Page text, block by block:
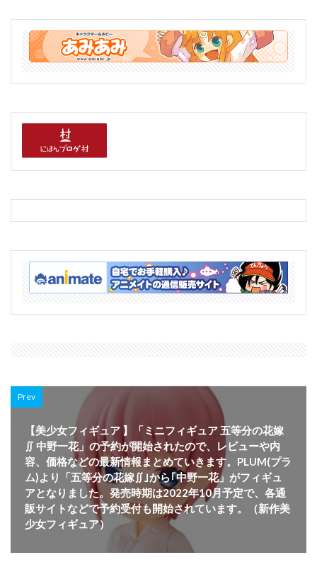
Prev
【美少女フィギュア 】「ミニフィギュア 五等分の花嫁
∬ 中野一花」の予約が開始されたので、レビューや内
容、価格などの最新情報まとめていきます。PLUM(プラ
ム)より「五等分の花嫁∬｣から｢中野一花」がフィギュ
アとなりました。発売時期は2022年10月予定で、各通
販サイトなどで予約受付も開始されています。（新作美
少女フィギュア）